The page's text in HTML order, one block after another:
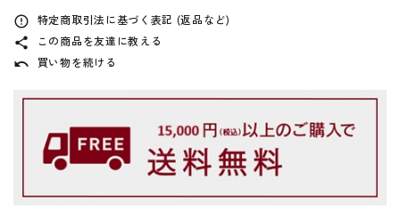
error_outline 特定商取引法に基づく表記 (返品など)
share この商品を友達に教える
undo 買い物を続ける